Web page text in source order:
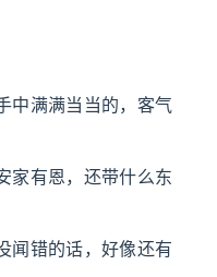
中满满当当的，客气
家有恩，还带什么东
闻错的话，好像还有